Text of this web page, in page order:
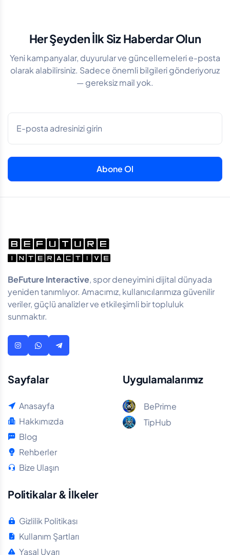
Her Şeyden İlk Siz Haberdar Olun
Yeni kampanyalar, duyurular ve güncellemeleri e-posta
olarak alabilirsiniz. Sadece önemli bilgileri gönderiyoruz
— gereksiz mail yok.
BeFuture Interactive, spor deneyimini dijital dünyada
yeniden tanımlıyor. Amacımız, kullanıcılarımıza güvenilir
veriler, güçlü analizler ve etkileşimli bir topluluk
sunmaktır.
Sayfalar
Anasayfa
Hakkımızda
Blog
Rehberler
Bize Ulaşın
Uygulamalarımız
BePrime
TipHub
Politikalar & İlkeler
Gizlilik Politikası
Kullanım Şartları
Yasal Uyarı